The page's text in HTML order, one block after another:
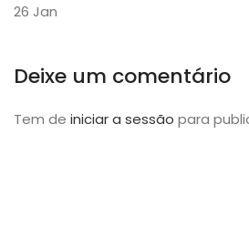
26 Jan
Deixe um comentário
Tem de iniciar a sessão para